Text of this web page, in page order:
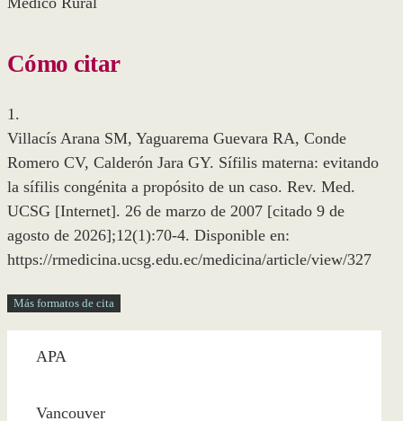
Cómo citar
1.
Villacís Arana SM, Yaguarema Guevara RA, Conde
Romero CV, Calderón Jara GY. Sífilis materna: evitando
la sífilis congénita a propósito de un caso. Rev. Med.
UCSG [Internet]. 26 de marzo de 2007 [citado 9 de
agosto de 2026];12(1):70-4. Disponible en:
https://rmedicina.ucsg.edu.ec/medicina/article/view/327
Más formatos de cita
APA
Vancouver